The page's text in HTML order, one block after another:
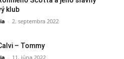
klub
- 2. septembra 2022
– Tommy
- 11. júna 2022